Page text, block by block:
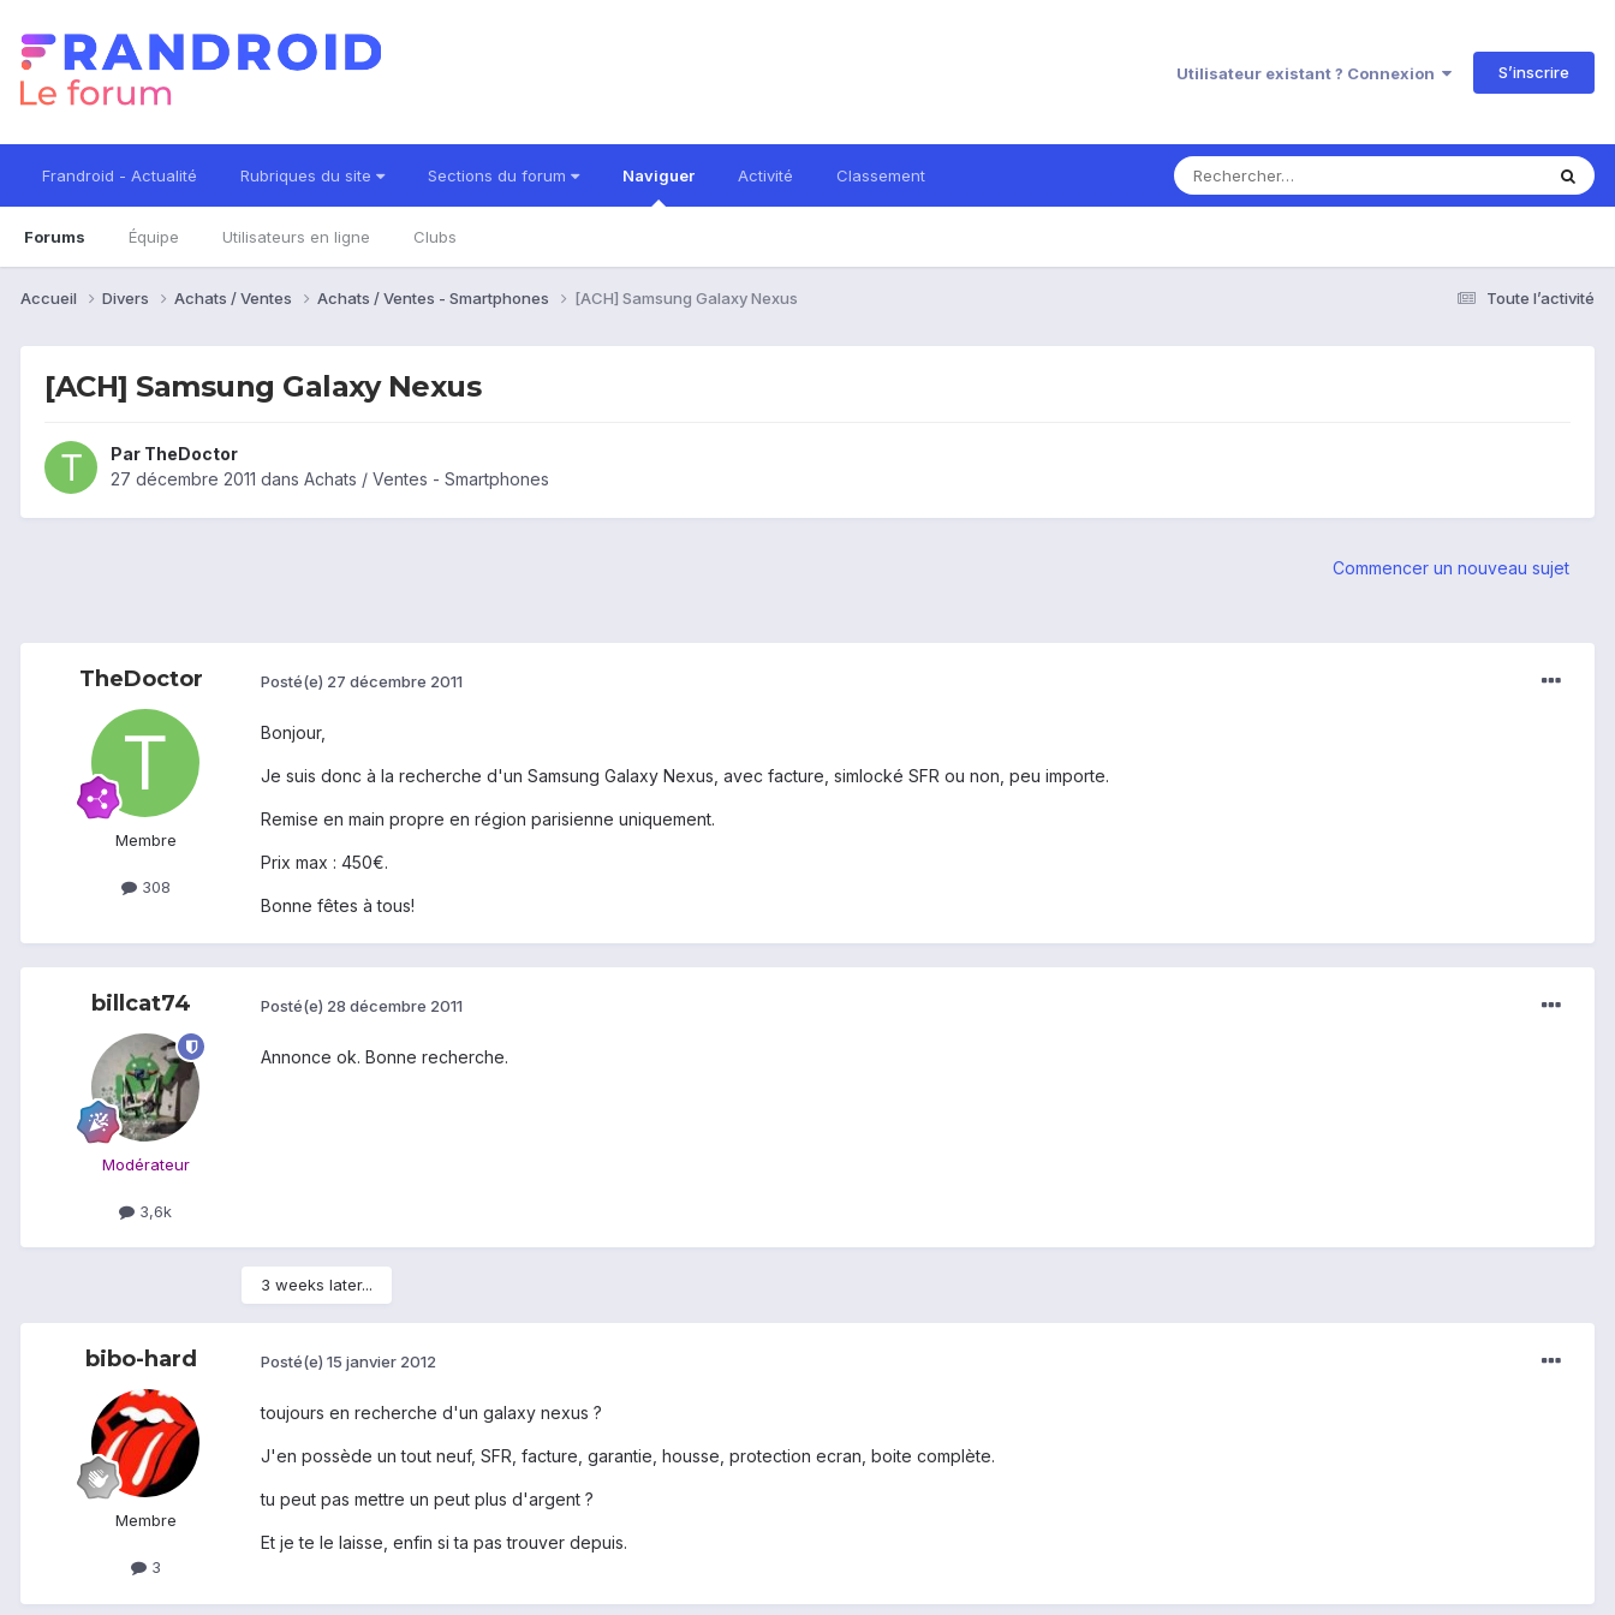
Utilisateur existant ? Connexion S’inscrire
Frandroid - Actualité Rubriques du site Sections du forum Naviguer
Forums Équipe Utilisateurs en ligne Clubs
Activité Classement
Toute l’activité
Accueil Divers Achats / Ventes Achats / Ventes - Smartphones [ACH] Samsung Galaxy Nexus
[ACH] Samsung Galaxy Nexus
Par TheDoctor
27 décembre 2011 dans Achats / Ventes - Smartphones
Commencer un nouveau sujet
TheDoctor
Membre
308
Posté(e) 27 décembre 2011
Bonjour,
Je suis donc à la recherche d'un Samsung Galaxy Nexus, avec facture, simlocké SFR ou non, peu importe.
Remise en main propre en région parisienne uniquement.
Prix max : 450€.
Bonne fêtes à tous!
billcat74
Modérateur
3,6k
Posté(e) 28 décembre 2011
Annonce ok. Bonne recherche.
3 weeks later...
bibo-hard
Membre
3
Posté(e) 15 janvier 2012
toujours en recherche d'un galaxy nexus ?
J'en possède un tout neuf, SFR, facture, garantie, housse, protection ecran, boite complète.
tu peut pas mettre un peut plus d'argent ?
Et je te le laisse, enfin si ta pas trouver depuis.